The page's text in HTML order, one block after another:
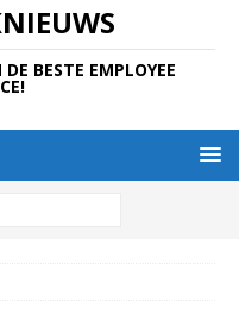
BESTE EMPLOYEE